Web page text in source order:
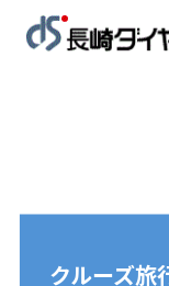
クルーズ旅